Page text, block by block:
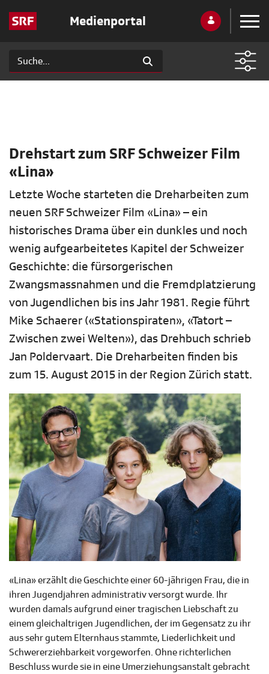
Medienportal
Drehstart zum SRF Schweizer Film
«Lina»
Letzte Woche starteten die Dreharbeiten zum
neuen SRF Schweizer Film «Lina» – ein
historisches Drama über ein dunkles und noch
wenig aufgearbeitetes Kapitel der Schweizer
Geschichte: die fürsorgerischen
Zwangsmassnahmen und die Fremdplatzierung
von Jugendlichen bis ins Jahr 1981. Regie führt
Mike Schaerer («Stationspiraten», «Tatort –
Zwischen zwei Welten»), das Drehbuch schrieb
Jan Poldervaart. Die Dreharbeiten finden bis
zum 15. August 2015 in der Region Zürich statt.
«Lina» erzählt die Geschichte einer 60-jährigen Frau, die in
ihren Jugendjahren administrativ versorgt wurde. Ihr
wurden damals aufgrund einer tragischen Liebschaft zu
einem gleichaltrigen Jugendlichen, der im Gegensatz zu ihr
aus sehr gutem Elternhaus stammte, Liederlichkeit und
Schwererziehbarkeit vorgeworfen. Ohne richterlichen
Beschluss wurde sie in eine Umerziehungsanstalt gebracht